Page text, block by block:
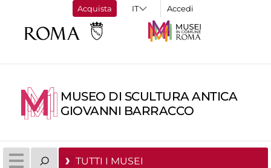
Acquista Accedi
MUSEO DI SCULTURA ANTICA
GIOVANNI BARRACCO
TUTTI I MUSEI